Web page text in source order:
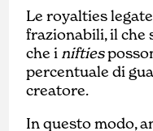
Le royalties
frazionabili, il che
che i nifties
percentuale di
creatore.
In questo modo,